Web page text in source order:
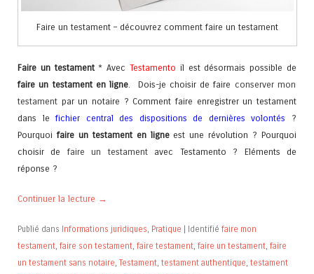
Faire un testament – découvrez comment faire un testament
Faire un testament* AvecTestamento il est désormais possible de
faire un testament en ligne. Dois-je choisir de faire conserver mon
testament par un notaire ? Comment faire enregistrer un testament
dans lefichier central des dispositions de dernières volontés ?
Pourquoifaire un testament en ligneest une révolution ? Pourquoi
choisir defaire un testament
avec Testamento ? Eléments de
réponse ?
Continuer la lecture →
Publié dans Informations juridiques, Pratique Identifié faire mon
testament, faire son testament, faire testament, faire un testament, faire
un testament sans notaire, Testament, testament authentique, testament